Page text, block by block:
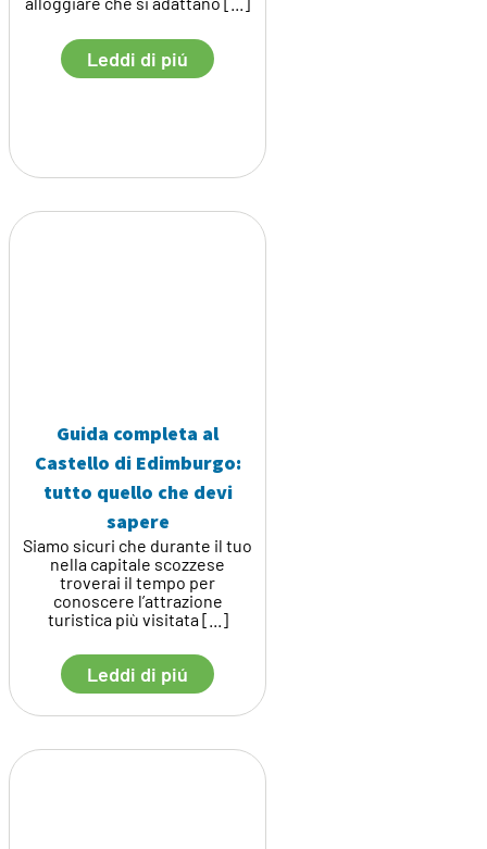
Leddi di piú
Guida completa al
Castello di Edimburgo:
tutto quello che devi
sapere
Siamo sicuri che durante il tuo
nella capitale scozzese
troverai il tempo per
conoscere l’attrazione
turistica più visitata [...]
Leddi di piú